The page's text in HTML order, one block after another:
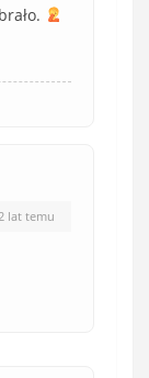
lat temu